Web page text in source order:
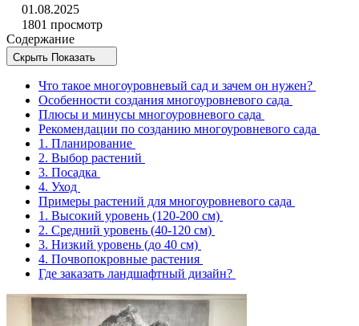
01.08.2025
1801 просмотр
Содержание
Скрыть Показать
Что такое многоуровневый сад и зачем он нужен?
Особенности создания многоуровневого сада
Плюсы и минусы многоуровневого сада
Рекомендации по созданию многоуровневого сада
1. Планирование
2. Выбор растений
3. Посадка
4. Уход
Примеры растений для многоуровневого сада
1. Высокий уровень (120-200 см)
2. Средний уровень (40-120 см)
3. Низкий уровень (до 40 см)
4. Почвопокровные растения
Где заказать ландшафтный дизайн?